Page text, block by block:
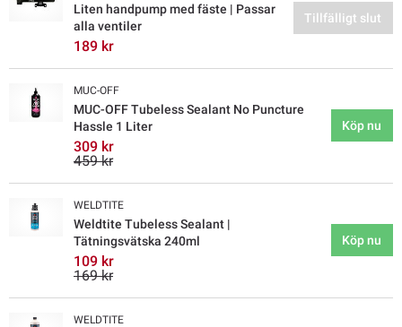
Liten handpump med fäste | Passar
alla ventiler
189 kr
Tillfälligt slut
MUC-OFF
MUC-OFF Tubeless Sealant No Puncture
Hassle 1 Liter
309 kr
459 kr
Köp nu
WELDTITE
Weldtite Tubeless Sealant |
Tätningsvätska 240ml
109 kr
169 kr
Köp nu
WELDTITE